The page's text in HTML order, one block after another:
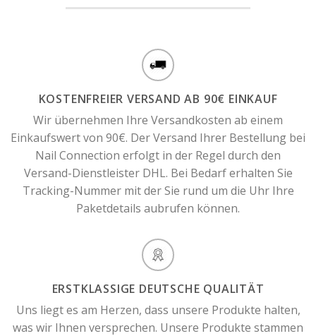
KOSTENFREIER VERSAND AB 90€ EINKAUF
Wir übernehmen Ihre Versandkosten ab einem
Einkaufswert von 90€. Der Versand Ihrer Bestellung bei
Nail Connection erfolgt in der Regel durch den
Versand-Dienstleister DHL. Bei Bedarf erhalten Sie
Tracking-Nummer mit der Sie rund um die Uhr Ihre
Paketdetails aubrufen können.
ERSTKLASSIGE DEUTSCHE QUALITÄT
Uns liegt es am Herzen, dass unsere Produkte halten,
was wir Ihnen versprechen. Unsere Produkte stammen